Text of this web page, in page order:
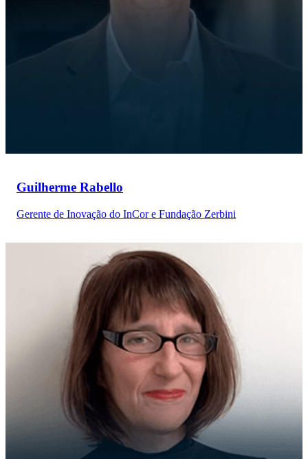
Guilherme Rabello
Gerente de Inovação do InCor e Fundação Zerbini